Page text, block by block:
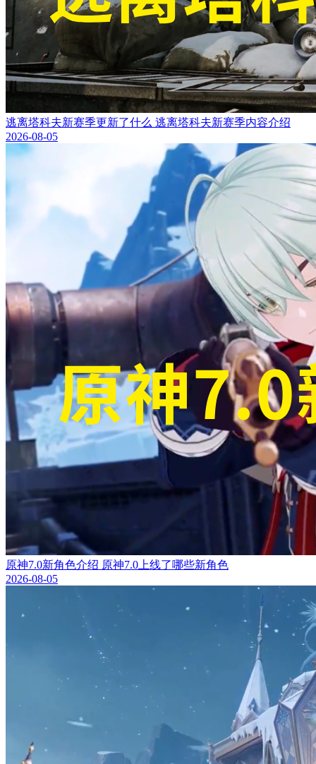
逃离塔科夫新赛季更新了什么 逃离塔科夫新赛季内容介绍
2026-08-05
原神7.0新角色介绍 原神7.0上线了哪些新角色
2026-08-05